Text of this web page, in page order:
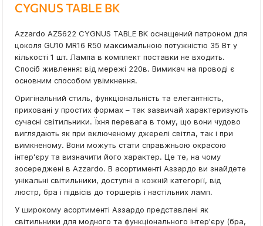
CYGNUS TABLE BK
Azzardo AZ5622 CYGNUS TABLE BK оснащений патроном для
цоколя GU10 MR16 R50 максимальною потужністю 35 Вт у
кількості 1 шт. Лампа в комплект поставки не входить.
Спосіб живлення: від мережі 220в. Вимикач на проводі є
основним способом увімкнення.
Оригінальний стиль, функціональність та елегантність,
приховані у простих формах – так зазвичай характеризують
сучасні світильники. Їхня перевага в тому, що вони чудово
виглядають як при включеному джерелі світла, так і при
вимкненому. Вони можуть стати справжньою окрасою
інтер'єру та визначити його характер. Це те, на чому
зосереджені в Azzardo. В асортименті Аззардо ви знайдете
унікальні світильники, доступні в кожній категорії, від
люстр, бра і підвісів до торшерів і настільних ламп.
У широкому асортименті Аззардо представлені як
світильники для модного та функціонального інтер'єру (бра,